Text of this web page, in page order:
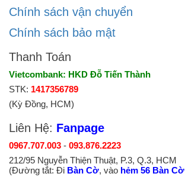
Chính sách vận chuyển
Chính sách bảo mật
Thanh Toán
Vietcombank: HKD Đỗ Tiến Thành
STK: 1417356789
(Kỳ Đồng, HCM)
Liên Hệ: Fanpage
0967.707.003 - 093.876.2223
212/95 Nguyễn Thiện Thuật, P.3, Q.3, HCM
(Đường tắt: Đi Bàn Cờ, vào hẻm 56 Bàn Cờ